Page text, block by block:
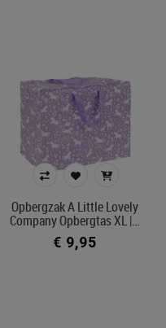
Opbergzak A Little Lovely
Company Opbergtas XL |…
€ 9,95